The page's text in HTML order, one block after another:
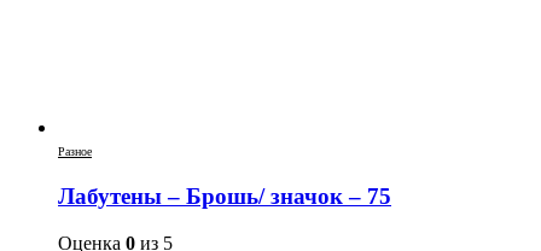
Разное
Лабутены – Брошь/ значок – 75
Оценка 0 из 5